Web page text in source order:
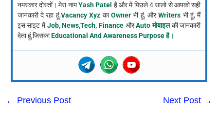
नमस्कार दोस्तों। मेरा नामYash Patel है और में पिछले 4 सालो से आपको सही
जानकारी दे रहा हूं,Vacancy Xyz काOwnerभी हूं, औरWriters भी हूं, मैं
इस साइट मेंJob, News,Tech, Finance औरAuto मोबाइलकी जानकारी
देता हूं,जिसकाEducational And Awareness Purpose है।
← Previous Post Next Post →